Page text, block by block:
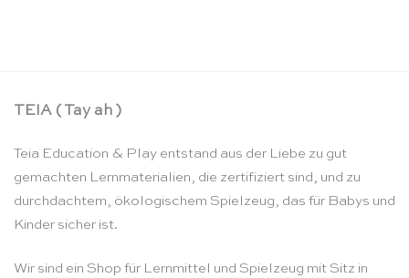
TEIA ( Tay ah )
Teia Education & Play entstand aus der Liebe zu gut
gemachten Lernmaterialien, die zertifiziert sind, und zu
durchdachtem, ökologischem Spielzeug, das für Babys und
Kinder sicher ist.
Wir sind ein Shop für Lernmittel und Spielzeug mit Sitz in